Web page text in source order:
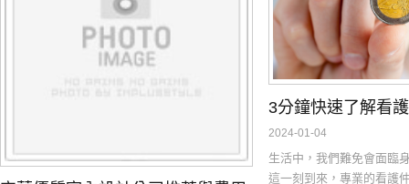
3分鐘快速了解看
2024-01-04
生活中，我們難免會面臨
這一刻到來，專業的看護